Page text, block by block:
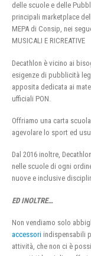
delle scuole e delle
principali marketplace
MEPA di Consip, nei
MUSICALI E RICREATIVE
Decathlon è vicino ai
esigenze di pubblicità
apposita dedicata ai
ufficiali PON.
Offriamo una carta
agevolare lo sport ed
Dal 2016 inoltre,
nelle scuole di ogni
nuove e inclusive
ED INOLTRE…
Non vendiamo solo
accessori indispensabili
attività, che non ci è